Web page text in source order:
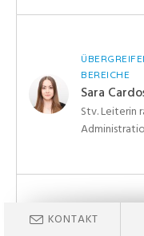
BEREICHE
Sara
Stv. Leiterin
KONTAKT